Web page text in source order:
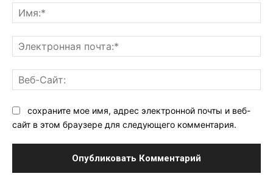
сохраните мое имя, адрес электронной почты и веб-
сайт в этом браузере для следующего комментария.